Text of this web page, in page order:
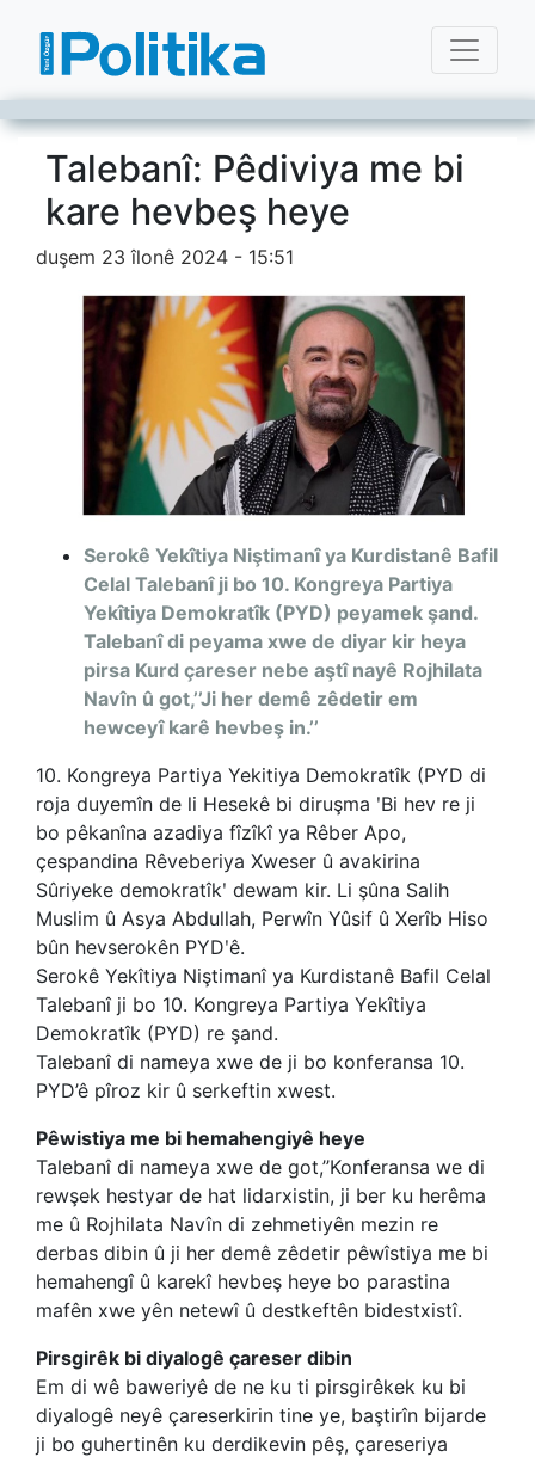
Talebanî: Pêdiviya me bi
kare hevbeş heye
duşem 23 îlonê 2024 - 15:51
Serokê Yekîtiya Niştimanî ya Kurdistanê Bafil
Celal Talebanî ji bo 10. Kongreya Partiya
Yekîtiya Demokratîk (PYD) peyamek şand.
Talebanî di peyama xwe de diyar kir heya
pirsa Kurd çareser nebe aştî nayê Rojhilata
Navîn û got,’’Ji her demê zêdetir em
hewceyî karê hevbeş in.’’
10. Kongreya Partiya Yekitiya Demokratîk (PYD di
roja duyemîn de li Hesekê bi diruşma ʹBi hev re ji
bo pêkanîna azadiya fîzîkî ya Rêber Apo,
çespandina Rêveberiya Xweser û avakirina
Sûriyeke demokratîkʹ dewam kir. Li şûna Salih
Muslim û Asya Abdullah, Perwîn Yûsif û Xerîb Hiso
bûn hevserokên PYDʹê.
Serokê Yekîtiya Niştimanî ya Kurdistanê Bafil Celal
Talebanî ji bo 10. Kongreya Partiya Yekîtiya
Demokratîk (PYD) re şand.
Talebanî di nameya xwe de ji bo konferansa 10.
PYD’ê pîroz kir û serkeftin xwest.
Pêwistiya me bi hemahengiyê heye
Talebanî di nameya xwe de got,’’Konferansa we di
rewşek hestyar de hat lidarxistin, ji ber ku herêma
me û Rojhilata Navîn di zehmetiyên mezin re
derbas dibin û ji her demê zêdetir pêwîstiya me bi
hemahengî û karekî hevbeş heye bo parastina
mafên xwe yên netewî û destkeftên bidestxistî.
Pirsgirêk bi diyalogê çareser dibin
Em di wê baweriyê de ne ku ti pirsgirêkek ku bi
diyalogê neyê çareserkirin tine ye, baştirîn bijarde
ji bo guhertinên ku derdikevin pêş, çareseriya